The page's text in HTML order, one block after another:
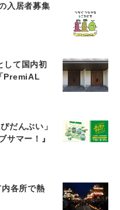
入居者募集
して国内初
PremiAL
だんぶい」
サマー！』
各所で熱